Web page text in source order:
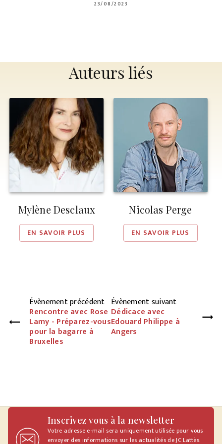
23/08/2023
Auteurs liés
Mylène Desclaux
EN SAVOIR PLUS
Nicolas Perge
EN SAVOIR PLUS
Évènement précédent
Rencontre avec Rose
Lamy - Préparez-vous
pour la bagarre à
Bruxelles
Évènement suivant
Dédicace avec
Edouard Philippe à
Angers
Inscrivez vous à la newsletter
Votre adresse e-mail sera uniquement utilisée pour vous
envoyer des informations sur les actualités de JC Lattès.